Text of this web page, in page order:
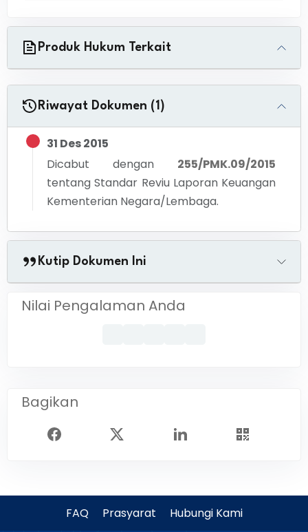
Produk Hukum Terkait
Riwayat Dokumen (1)
31 Des 2015
Dicabut dengan
255/PMK.09/2015
tentangStandar Reviu Laporan Keuangan
Kementerian Negara/Lembaga.
Kutip Dokumen Ini
Nilai Pengalaman Anda
Bagikan
FAQ Prasyarat Hubungi Kami